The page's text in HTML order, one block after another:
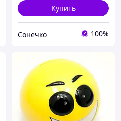
Купить
Сонечко 100%